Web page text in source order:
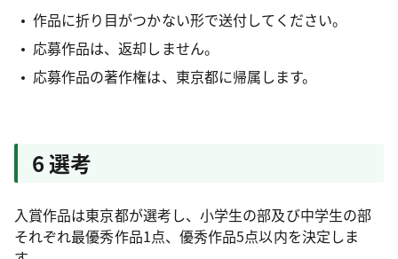
作品に折り目がつかない形で送付してください。
応募作品は、返却しません。
応募作品の著作権は、東京都に帰属します。
6 選考
入賞作品は東京都が選考し、小学生の部及び中学生の部
それぞれ最優秀作品1点、優秀作品5点以内を決定しま